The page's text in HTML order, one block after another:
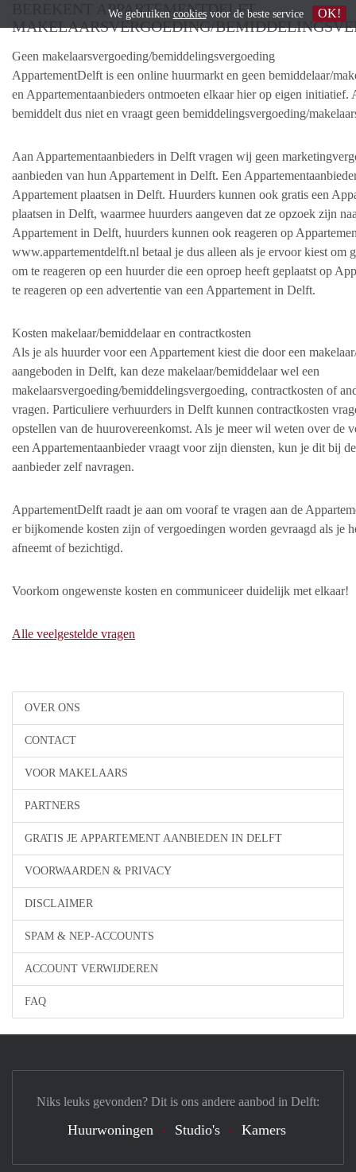
OVER ONS
CONTACT
VOOR MAKELAARS
PARTNERS
GRATIS JE APPARTEMENT AANBIEDEN IN DELFT
VOORWAARDEN & PRIVACY
DISCLAIMER
SPAM & NEP-ACCOUNTS
ACCOUNT VERWIJDEREN
FAQ
BEREKENT APPARTEMENTDELFT
MAKELAARSVERGOEDING/
Geen makelaarsvergoeding/bemiddelingsvergoeding
AppartementDelft is een online huurmarkt en geen bemiddelaar/
en Appartementaanbieders ontmoeten elkaar hier op eigen initiatief.
bemiddelt dus niet en vraagt geen bemiddelingsvergoeding/
Aan Appartementaanbieders in Delft vragen wij geen
aanbieden van hun Appartement in Delft. Een
Appartement plaatsen in Delft. Huurders kunnen ook gratis een
plaatsen in Delft, waarmee huurders aangeven dat ze opzoek zijn
Appartement in Delft, huurders kunnen ook reageren op
www.appartementdelft.nl betaal je dus alleen als je ervoor kiest om
om te reageren op een huurder die een oproep heeft geplaatst op
te reageren op een advertentie van een Appartement in Delft.
Kosten makelaar/bemiddelaar en contractkosten
Als je als huurder voor een Appartement kiest die door een
aangeboden in Delft, kan deze makelaar/bemiddelaar wel een
makelaarsvergoeding/bemiddelingsvergoeding, contractkosten of
vragen. Particuliere verhuurders in Delft kunnen contractkosten
opstellen van de huurovereenkomst. Als je meer wil weten over de
een Appartementaanbieder vraagt voor zijn diensten, kun je dit bij
aanbieder zelf navragen.
AppartementDelft raadt je aan om vooraf te vragen aan de
er bijkomende kosten zijn of vergoedingen worden gevraagd als je
afneemt of bezichtigd.
Voorkom ongewenste kosten en communiceer duidelijk met elkaar!
Alle veelgestelde vragen
Niks leuks gevonden? Dit is ons andere aanbod in Delft:
Huurwoningen Studio's Kamers
We gebruiken cookiesvoor de beste service OK!